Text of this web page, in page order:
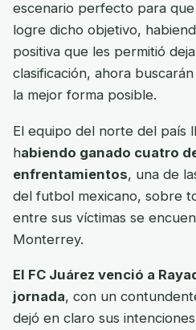
escenario perfecto para
logre dicho objetivo,
positiva que les permitió
clasificación, ahora
la mejor forma posible.
El equipo del norte del país
habiendo ganado cuatro
enfrentamientos, una de
del futbol mexicano, sobre
entre sus víctimas se
Monterrey.
El FC Juárez venció a
jornada, con un
dejó en claro sus